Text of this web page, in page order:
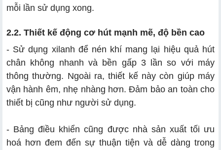
mỗi lần sử dụng xong.
2.2. Thiết kế động cơ hút mạnh mẽ, độ bền cao
- Sử dụng xilanh để nén khí mang lại hiệu quả hút
chân không nhanh và bền gấp 3 lần so với máy
thông thường. Ngoài ra, thiết kế này còn giúp máy
vận hành êm, nhẹ nhàng hơn. Đảm bảo an toàn cho
thiết bị cũng như người sử dụng.
- Bảng điều khiển cũng được nhà sản xuất tối ưu
hoá hơn đem đến sự thuận tiện và dễ dàng trong